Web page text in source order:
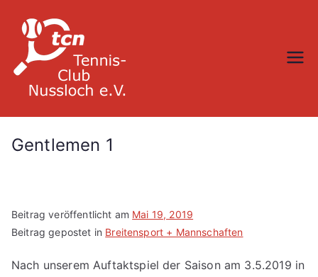
Inhalt
springen
Gentlemen 1
Beitrag veröffentlicht am Mai 19, 2019
Beitrag gepostet in Breitensport + Mannschaften
Nach unserem Auftaktspiel der Saison am 3.5.2019 in